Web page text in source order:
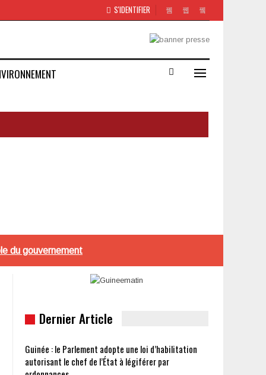
S'IDENTIFIER
du gouvernement
Dernier Article
Guinée : le Parlement adopte une loi d’habilitation
autorisant le chef de l’État à légiférer par